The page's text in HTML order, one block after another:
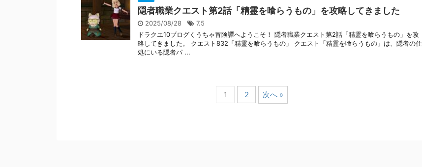
隠者職業クエスト第2話「精霊を喰らうもの」を攻略してきました
2025/08/28
7.5
ドラクエ10ブログくうちゃ冒険譚へようこそ！ 隠者職業クエスト第2話「精霊を喰らうもの」を攻
略してきました。 クエスト832「精霊を喰らうもの」 クエスト「精霊を喰らうもの」は、隠者の住
処にいる隠者パ ...
1 2 次へ »